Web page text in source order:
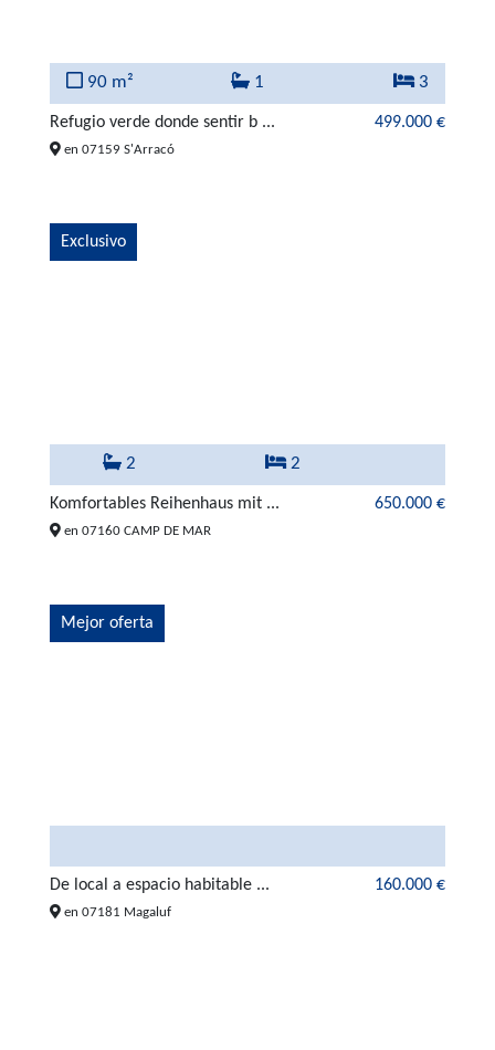
90 m² 1 3
Refugio verde donde sentir b ... 499.000 €
en 07159 S'Arracó
Exclusivo
2 2
Komfortables Reihenhaus mit ... 650.000 €
en 07160 CAMP DE MAR
Mejor oferta
De local a espacio habitable ... 160.000 €
en 07181 Magaluf